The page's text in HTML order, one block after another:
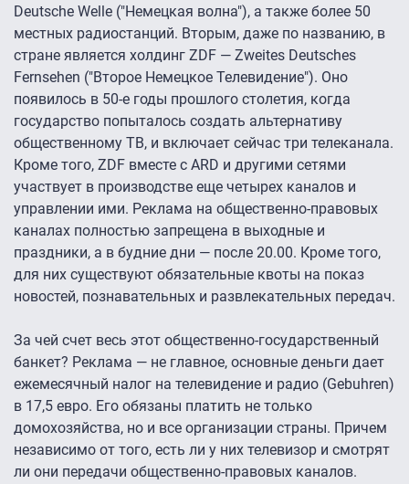
Deutsche Welle ("Немецкая волна"), а также более 50
местных радиостанций. Вторым, даже по названию, в
стране является холдинг ZDF — Zweites Deutsches
Fernsehen ("Второе Немецкое Телевидение"). Оно
появилось в 50-е годы прошлого столетия, когда
государство попыталось создать альтернативу
общественному ТВ, и включает сейчас три телеканала.
Кроме того, ZDF вместе с ARD и другими сетями
участвует в производстве еще четырех каналов и
управлении ими. Реклама на общественно-правовых
каналах полностью запрещена в выходные и
праздники, а в будние дни — после 20.00. Кроме того,
для них существуют обязательные квоты на показ
новостей, познавательных и развлекательных передач.
За чей счет весь этот общественно-государственный
банкет? Реклама — не главное, основные деньги дает
ежемесячный налог на телевидение и радио (Gebuhren)
в 17,5 евро. Его обязаны платить не только
домохозяйства, но и все организации страны. Причем
независимо от того, есть ли у них телевизор и смотрят
ли они передачи общественно-правовых каналов.